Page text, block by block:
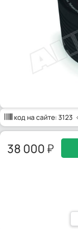
код на сайте: 3123
38 000